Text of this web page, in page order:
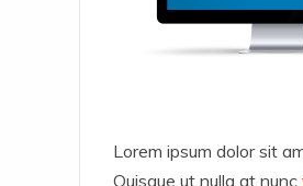
Lorem ipsum dolor sit
Quisque ut nulla at nunc